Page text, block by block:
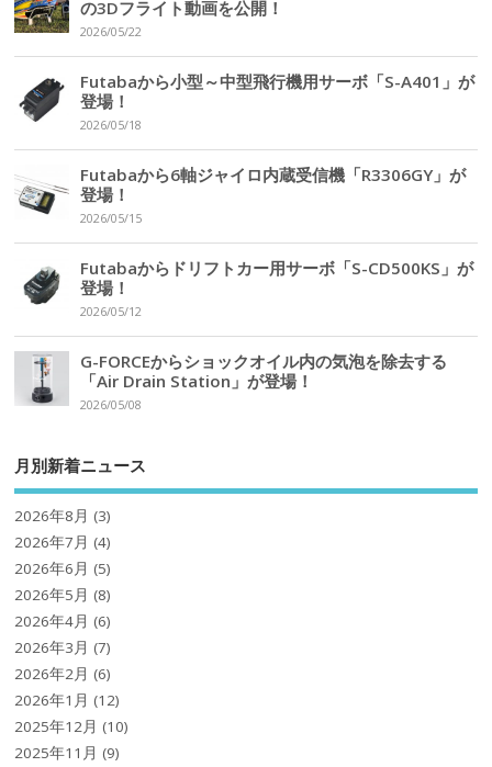
の3Dフライト動画を公開！
2026/05/22
Futabaから小型～中型飛行機用サーボ「S-A401」が
登場！
2026/05/18
Futabaから6軸ジャイロ内蔵受信機「R3306GY」が
登場！
2026/05/15
Futabaからドリフトカー用サーボ「S-CD500KS」が
登場！
2026/05/12
G-FORCEからショックオイル内の気泡を除去する
「Air Drain Station」が登場！
2026/05/08
月別新着ニュース
2026年8月 (3)
2026年7月 (4)
2026年6月 (5)
2026年5月 (8)
2026年4月 (6)
2026年3月 (7)
2026年2月 (6)
2026年1月 (12)
2025年12月 (10)
2025年11月 (9)